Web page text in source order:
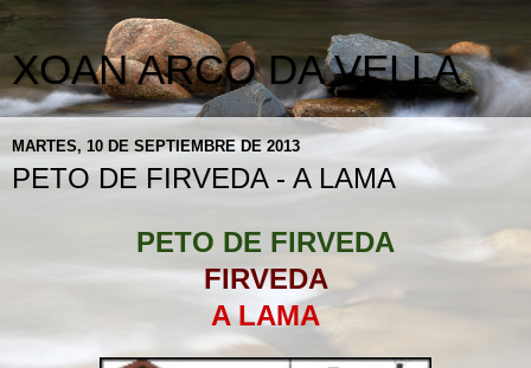
XOAN ARCO DA VELLA
MARTES, 10 DE SEPTIEMBRE DE 2013
PETO DE FIRVEDA - A LAMA
PETO DE FIRVEDA
FIRVEDA
A LAMA